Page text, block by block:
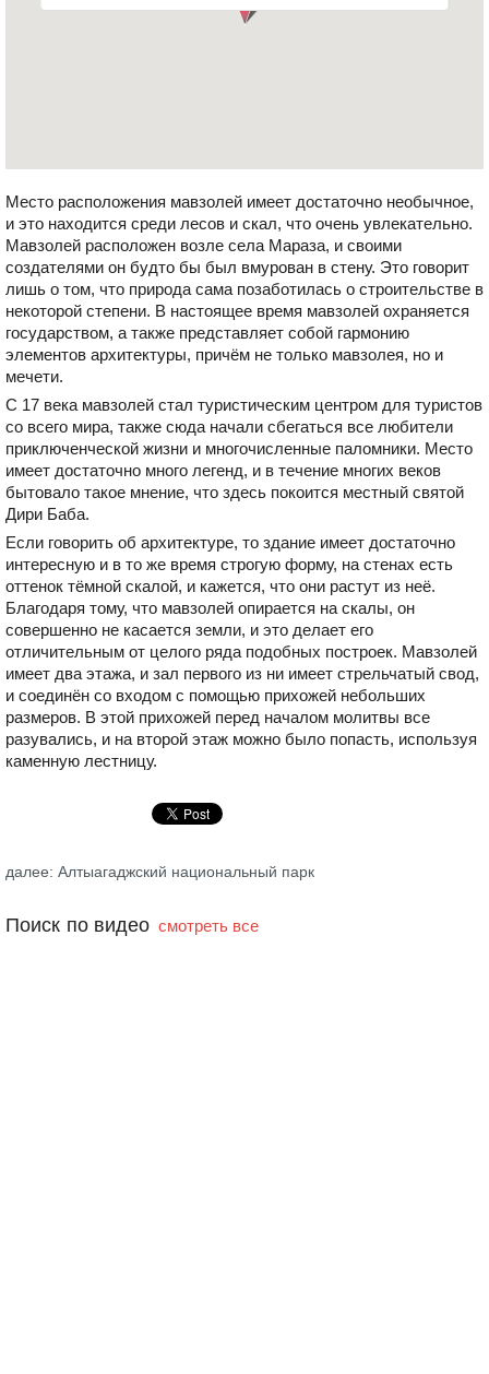
Место расположения мавзолей имеет достаточно необычное,
и это находится среди лесов и скал, что очень увлекательно.
Мавзолей расположен возле села Мараза, и своими
создателями он будто бы был вмурован в стену. Это говорит
лишь о том, что природа сама позаботилась о строительстве в
некоторой степени. В настоящее время мавзолей охраняется
государством, а также представляет собой гармонию
элементов архитектуры, причём не только мавзолея, но и
мечети.
С 17 века мавзолей стал туристическим центром для туристов
со всего мира, также сюда начали сбегаться все любители
приключенческой жизни и многочисленные паломники. Место
имеет достаточно много легенд, и в течение многих веков
бытовало такое мнение, что здесь покоится местный святой
Дири Баба.
Если говорить об архитектуре, то здание имеет достаточно
интересную и в то же время строгую форму, на стенах есть
оттенок тёмной скалой, и кажется, что они растут из неё.
Благодаря тому, что мавзолей опирается на скалы, он
совершенно не касается земли, и это делает его
отличительным от целого ряда подобных построек. Мавзолей
имеет два этажа, и зал первого из ни имеет стрельчатый свод,
и соединён со входом с помощью прихожей небольших
размеров. В этой прихожей перед началом молитвы все
разувались, и на второй этаж можно было попасть, используя
каменную лестницу.
далее: Алтыагаджский национальный парк
Поиск по видео смотреть все